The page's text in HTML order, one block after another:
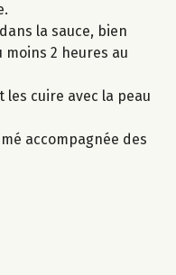
la sauce, bien
moins 2 heures au
les cuire avec la peau
accompagnée des